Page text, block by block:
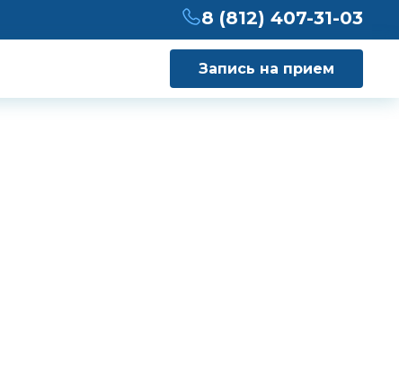
8 (812) 407-31-03
Запись на прием